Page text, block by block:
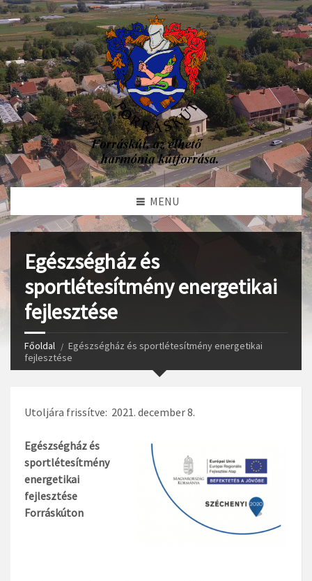
MENU
Egészségház és
sportlétesítmény energetikai
fejlesztése
Főoldal
Egészségház és sportlétesítmény energetikai
fejlesztése
Utoljára frissítve: 2021. december 8.
Egészségház és
sportlétesítmény
energetikai
fejlesztése
Forráskúton